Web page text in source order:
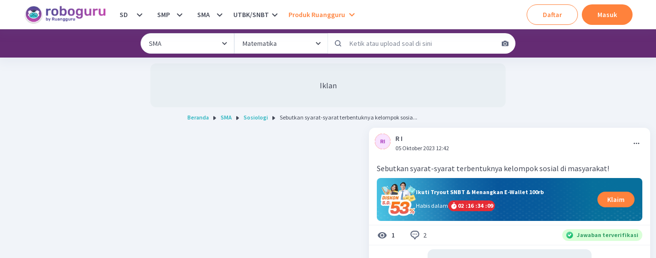
SD SMP SMA UTBK/SNBT Produk Ruangguru Daftar Masuk
Iklan
Beranda SMA Sosiologi Sebutkan syarat-syarat terbentuknya kelompok sosia...
R I
05 Oktober 2023 12:42
Sebutkan syarat-syarat terbentuknya kelompok sosial di masyarakat!
Ikuti Tryout SNBT & Menangkan E-Wallet 100rb
Habis dalam
02 :16 :34 :09
Klaim
1 2 Jawaban terverifikasi